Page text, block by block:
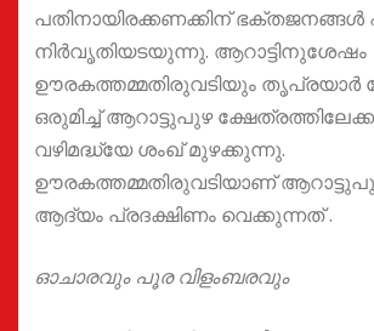
പതിനായിരക്കണക്കിന്
നിർവൃതിയടയുന്നു. ആറാട്ടിനുശേഷം
ഊരകത്തമ്മതിരുവടിയും തൃപ്രയാർ
ഒരുമിച്ച് ആറാട്ടുപുഴ
വഴിമദ്ധ്യേ ശംഖ് മുഴക്കുന്നു.
ഊരകത്തമ്മതിരുവടിയാണ്
ആദ്യം പ്രദക്ഷിണം വെക്കുന്നത് .
ഓചാരവും പൂര വിളംബരവും